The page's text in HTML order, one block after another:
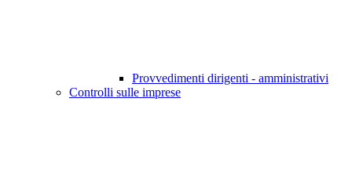
Provvedimenti dirigenti - amministrativi
Controlli sulle imprese